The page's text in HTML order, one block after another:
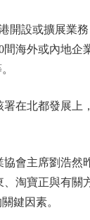
設或擴展業
海外或內地企
在北都發展上
會主席劉浩然
淘寶正與有關
鍵因素。